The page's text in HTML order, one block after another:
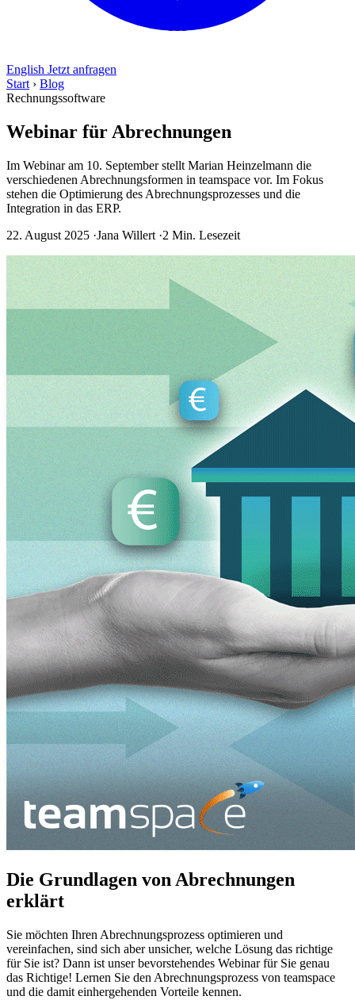
English Jetzt anfragen
Start › Blog
Rechnungssoftware
Webinar für Abrechnungen
Im Webinar am 10. September stellt Marian Heinzelmann die
verschiedenen Abrechnungsformen in teamspace vor. Im Fokus
stehen die Optimierung des Abrechnungsprozesses und die
Integration in das ERP.
22. August 2025 ·Jana Willert ·2 Min. Lesezeit
Die Grundlagen von Abrechnungen
erklärt
Sie möchten Ihren Abrechnungsprozess optimieren und
vereinfachen, sind sich aber unsicher, welche Lösung das richtige
für Sie ist? Dann ist unser bevorstehendes Webinar für Sie genau
das Richtige! Lernen Sie den Abrechnungsprozess von teamspace
und die damit einhergehenden Vorteile kennen.